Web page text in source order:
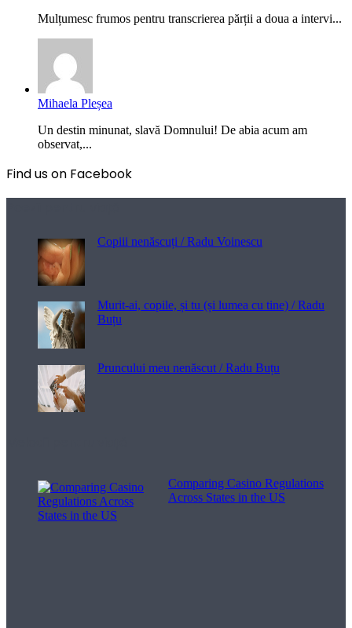
Mulțumesc frumos pentru transcrierea părții a doua a intervi...
Mihaela Pleșea
Un destin minunat, slavă Domnului! De abia acum am
observat,...
Find us on Facebook
Copiii nenăscuți / Radu Voinescu
Murit-ai, copile, și tu (și lumea cu tine) / Radu
Buțu
Pruncului meu nenăscut / Radu Buțu
Comparing Casino Regulations
Across States in the US